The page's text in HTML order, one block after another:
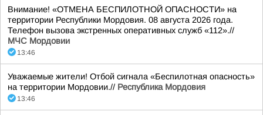
Внимание! «ОТМЕНА БЕСПИЛОТНОЙ ОПАСНОСТИ» на
территории Республики Мордовия. 08 августа 2026 года.
Телефон вызова экстренных оперативных служб «112».//
МЧС Мордовии
13:46
Уважаемые жители! Отбой сигнала «Беспилотная опасность»
на территории Мордовии.// Республика Мордовия
13:46